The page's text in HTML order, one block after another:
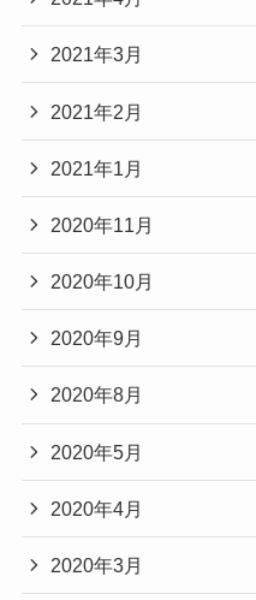
2021年3月
2021年2月
2021年1月
2020年11月
2020年10月
2020年9月
2020年8月
2020年5月
2020年4月
2020年3月